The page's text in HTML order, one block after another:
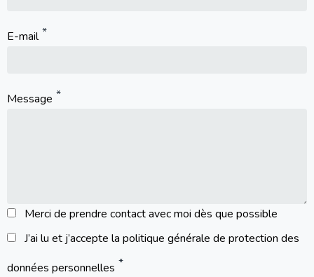
E-mail
Message
Merci de prendre contact avec moi dès que possible
J’ai lu et j’accepte la politique générale de protection des
données personnelles